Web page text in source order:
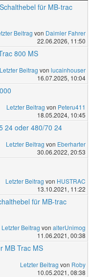
für MB-trac
Beitrag von Daimler Fahrer
22.06.2026, 11:50
800 MS
Letzter Beitrag von lucainhouser
16.07.2025, 10:04
Letzter Beitrag von Peteru411
18.05.2024, 10:45
24 oder 480/70 24
Letzter Beitrag von Eberharter
30.06.2022, 20:53
Letzter Beitrag von HUSTRAC
13.10.2021, 11:22
für MB-trac
Letzter Beitrag von alterUnimog
11.06.2021, 00:38
MB Trac MS
Letzter Beitrag von Roby
10.05.2021, 08:38